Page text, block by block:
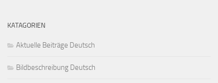
KATAGORIEN
Aktuelle Beiträge Deutsch
Bildbeschreibung Deutsch